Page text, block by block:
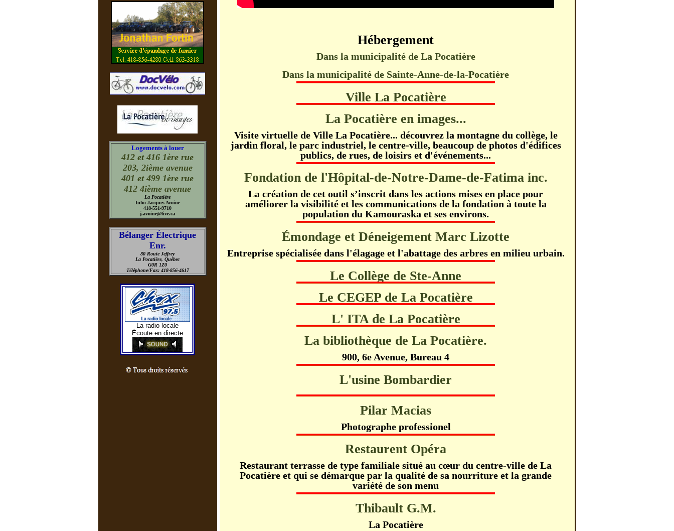
Hébergement
Dans la municipalité de La Pocatière
Dans la municipalité de Sainte-Anne-de-la-Pocatière
Ville La Pocatière
La Pocatière en images...
Visite virtuelle de Ville La Pocatière... découvrez la montagne du collège, le
jardin floral, le parc industriel, le centre-ville, beaucoup de photos d'édifices
publics, de rues, de loisirs et d'événements...
Fondation de l'Hôpital-de-Notre-Dame-de-Fatima inc.
La création de cet outil s’inscrit dans les actions mises en place pour
améliorer la visibilité et les communications de la fondation à toute la
population du Kamouraska et ses environs.
Émondage et Déneigement Marc Lizotte
Entreprise spécialisée dans l'élagage et l'abattage des arbres en milieu urbain.
Le Collège de Ste-Anne
Le CEGEP de La Pocatière
L' ITA de La Pocatière
La bibliothèque de La Pocatière.
900, 6e Avenue, Bureau 4
L'usine Bombardier
Pilar Macias
Photographe professionel
Restaurent Opéra
Restaurant terrasse de type familiale situé au cœur du centre-ville de La
Pocatière et qui se démarque par la qualité de sa nourriture et la grande
variété de son menu
Thibault G.M.
La Pocatière
Logements à louer
412 et 416 1ère rue
203, 2ième avenue
401 et 499 1ère rue
412 4ième avenue
La Pocatière
Info: Jacques Avoine
418-551-9710
j.avoine@live.ca
Bélanger Électrique
Enr.
80 Route Jeffrey
La Pocatière, Québec
G0R 1Z0
Téléphone/Fax: 418-856-4617
La radio locale
Écoute en directe